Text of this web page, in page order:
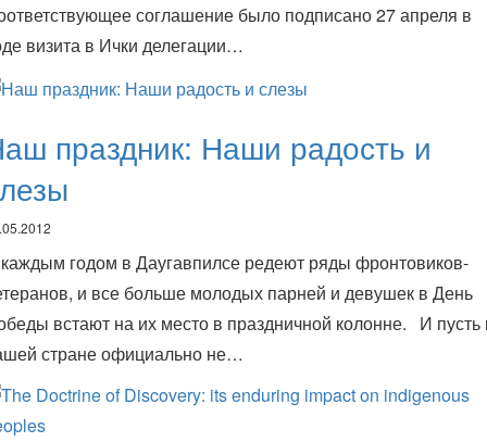
соглашение было подписано 27 апреля в
визита в Ички делегации…
праздник: Наши радость и
годом в Даугавпилсе редеют ряды фронтовиков-
и все больше молодых парней и девушек в День
встают на их место в праздничной колонне. И пусть
стране официально не…